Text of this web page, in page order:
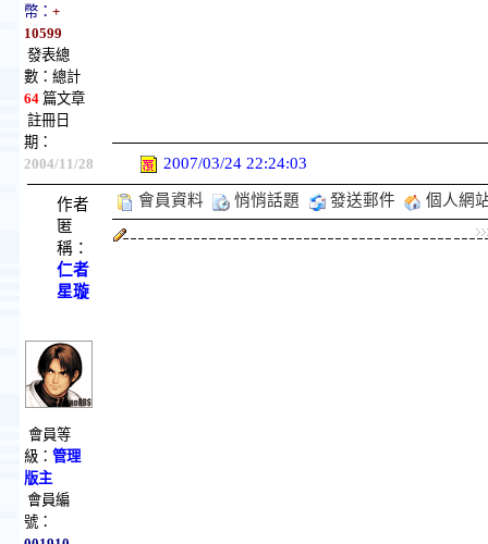
幣： +
10599
發表總
數：總計
64 篇文章
註冊日
期：
2004/11/28
2007/03/24 22:24:03
作者
匿
稱：
仁者
星璇
會員等
級： 管理
版主
會員編
號：
會員資料 悄悄話題 發送郵件 個人網